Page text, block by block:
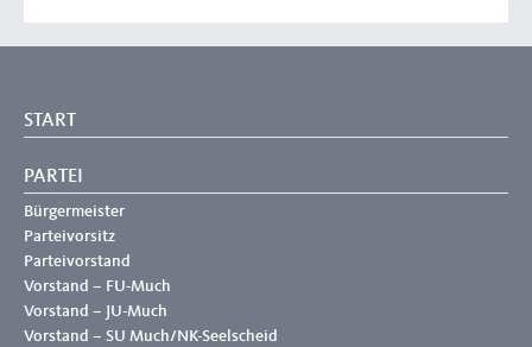
START
PARTEI
Bürgermeister
Parteivorsitz
Parteivorstand
Vorstand – FU-Much
Vorstand – JU-Much
Vorstand – SU Much/NK-Seelscheid